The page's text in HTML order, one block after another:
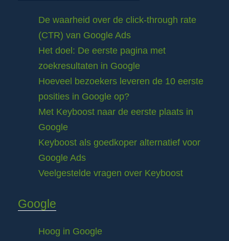
De waarheid over de click-through rate
(CTR) van Google Ads
Het doel: De eerste pagina met
zoekresultaten in Google
Hoeveel bezoekers leveren de 10 eerste
posities in Google op?
Met Keyboost naar de eerste plaats in
Google
Keyboost als goedkoper alternatief voor
Google Ads
Veelgestelde vragen over Keyboost
Google
Hoog in Google